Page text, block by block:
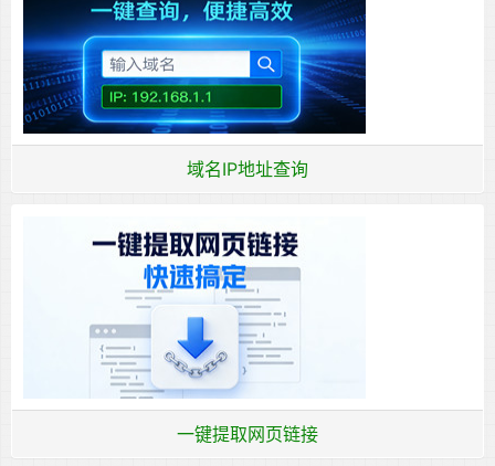
域名IP地址查询
一键提取网页链接